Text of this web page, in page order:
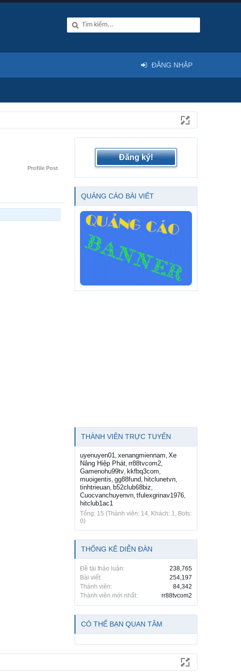
Profile Post
Đăng ký!
QUẢNG CÁO BÀI VIẾT
THÀNH VIÊN TRỰC TUYẾN
uyenuyen01, xenangmiennam, Xe
Nâng Hiệp Phát, rr88tvcom2,
Gamenohu99tv, kkfbq3com,
muoigentis, gg88fund, hitclunetvn,
tinhtrieuan, b52club68biz,
Cuocvanchuyenvn, tfulexgrinav1976,
hitclub1ac1
Tổng: 15 (Thành viên: 14, Khách: 1, Bots:
0)
THỐNG KÊ DIỄN ĐÀN
Đề tài thảo luận:
238,765
Bài viết:
254,197
Thành viên:
84,342
Thành viên mới nhất:
rr88tvcom2
CÓ THỂ BẠN QUAN TÂM
ĐĂNG NHẬP